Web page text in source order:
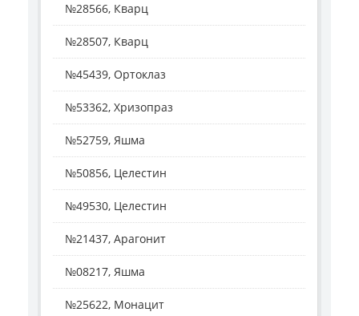
№28566, Кварц
№28507, Кварц
№45439, Ортоклаз
№53362, Хризопраз
№52759, Яшма
№50856, Целестин
№49530, Целестин
№21437, Арагонит
№08217, Яшма
№25622, Монацит